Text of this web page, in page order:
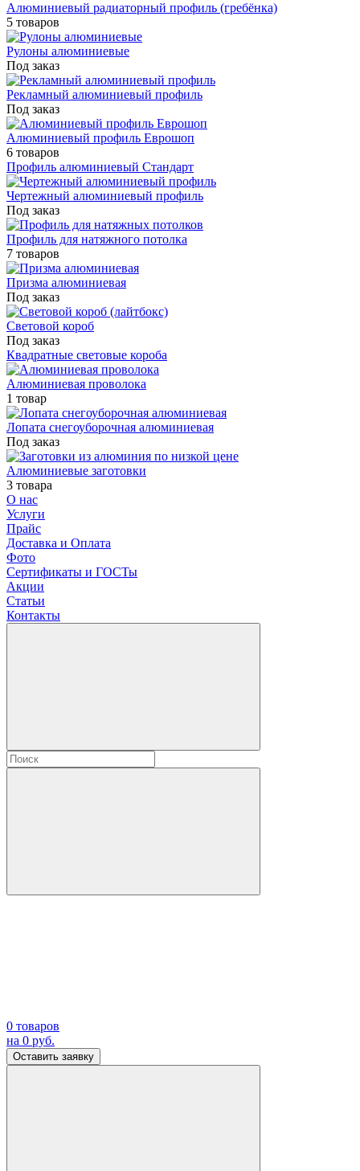
Алюминиевый радиаторный профиль (гребёнка)
5 товаров
Рулоны алюминиевые
Под заказ
Рекламный алюминиевый профиль
Под заказ
Алюминиевый профиль Еврошоп
6 товаров
Профиль алюминиевый Стандарт
Чертежный алюминиевый профиль
Под заказ
Профиль для натяжного потолка
7 товаров
Призма алюминиевая
Под заказ
Световой короб
Под заказ
Квадратные световые короба
Алюминиевая проволока
1 товар
Лопата снегоуборочная алюминиевая
Под заказ
Алюминиевые заготовки
3 товара
О нас
Услуги
Прайс
Доставка и Оплата
Фото
Сертификаты и ГОСТы
Акции
Статьи
Контакты
0 товаров
на 0 руб.
Оставить заявку